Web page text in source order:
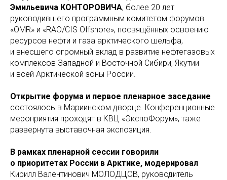
Эмильевича КОНТОРОВИЧА, более 20 лет
руководившего программным комитетом форумов
«OMR» и «RAO/CIS Offshore», посвящённых освоению
ресурсов нефти и газа арктического шельфа,
и внесшего огромный вклад в развитие нефтегазовых
комплексов Западной и Восточной Сибири, Якутии
и всей Арктической зоны России.
Открытие форума и первое пленарное заседание
состоялось в Мариинском дворце. Конференционные
мероприятия проходят в КВЦ «ЭкспоФорум», таже
развернута выставочная экспозиция.
В рамках пленарной сессии говорили
о приоритетах России в Арктике, модерировал
Кирилл Валентинович МОЛОДЦОВ, руководитель